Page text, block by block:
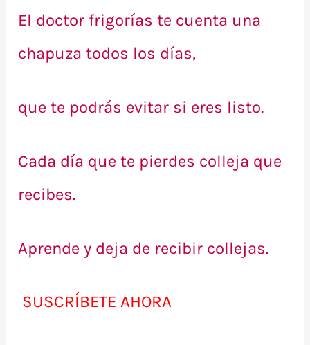
El doctor frigorías te cuenta una
chapuza todos los días,
que te podrás evitar si eres listo.
Cada día que te pierdes colleja que
recibes.
Aprende y deja de recibir collejas.
SUSCRÍBETE AHORA